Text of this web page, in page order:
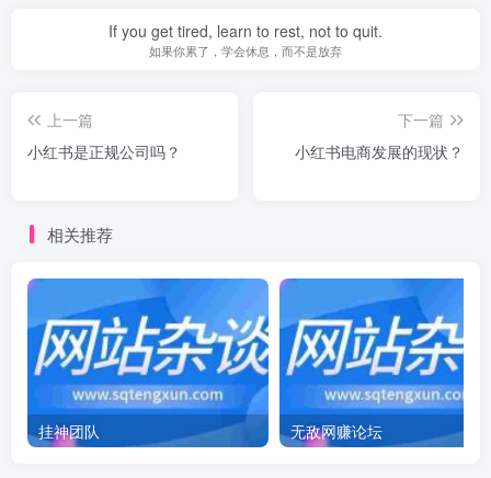
If you get tired, learn to rest, not to quit.
如果你累了，学会休息，而不是放弃
上一篇
小红书是正规公司吗？
下一篇
小红书电商发展的现状？
相关推荐
挂神团队 无敌网赚论坛